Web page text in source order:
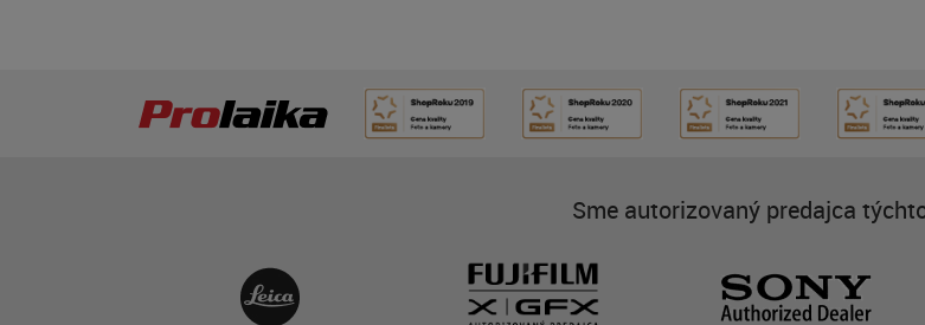
Sme autorizovaný predajca